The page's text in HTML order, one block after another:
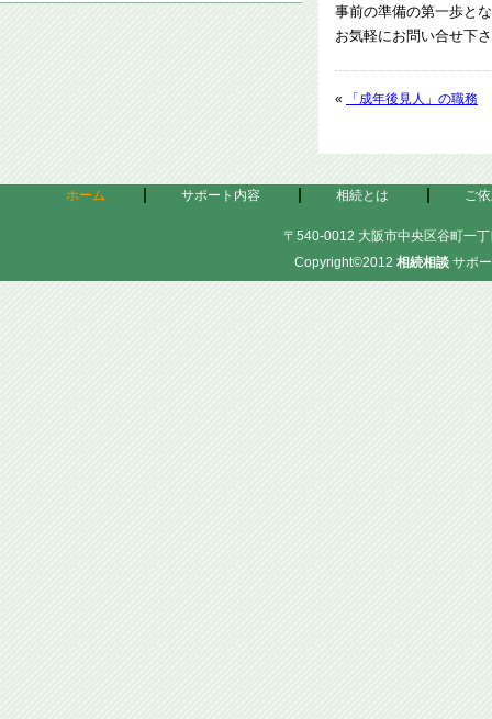
事前の準備の第一歩と
お気軽にお問い合せ下
« 「成年後見人」の職務
ホーム サポート内容 相続とは ご
〒540-0012 大阪市中央区谷町一
Copyright©2012 相続相談 サポ